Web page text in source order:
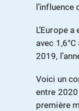
L’Europe
avec
2019,
Voici un
entre
première